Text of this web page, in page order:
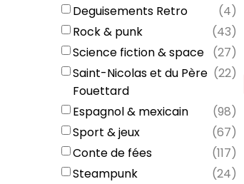
Deguisements Retro (4)
Rock & punk
(43)
Science fiction & space (27)
Saint-Nicolas et du Père
Fouettard
(22)
Espagnol & mexicain (98)
Sport & jeux
(67)
Conte de fées
(117)
Steampunk
(24)